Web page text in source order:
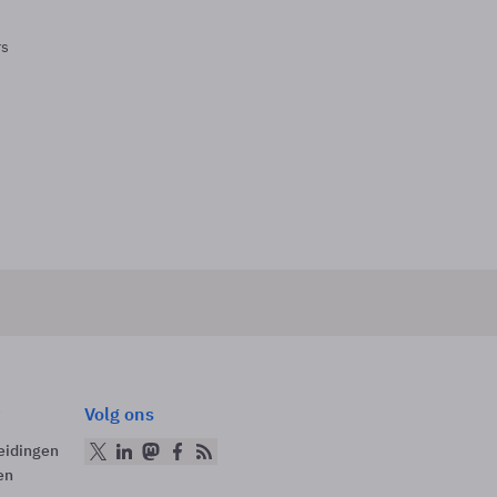
Volg ons